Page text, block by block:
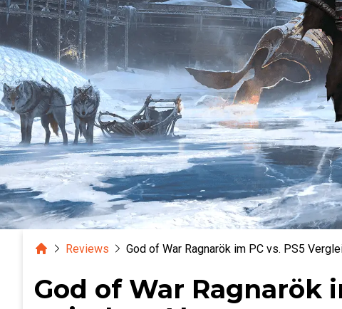
HomeReviews God of War Ragnarök im PC vs. PS5
God of War Ragnarök